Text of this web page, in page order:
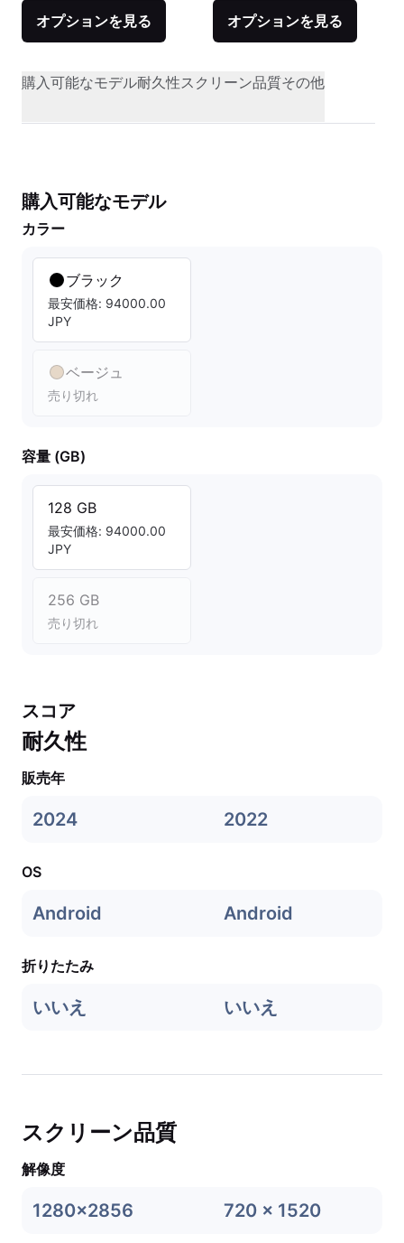
オプションを見る オプションを見る
購入可能なモデル耐久性スクリーン品質その他
購入可能なモデル
カラー
ブラック
最安価格: 94000.00
JPY
ベージュ
売り切れ
容量 (GB)
128 GB
最安価格: 94000.00
JPY
256 GB
売り切れ
スコア
耐久性
販売年
2024 2022
OS
Android Android
折りたたみ
いいえ いいえ
スクリーン品質
解像度
1280x2856 720 x 1520